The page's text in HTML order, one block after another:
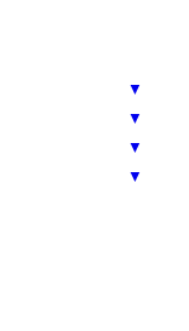
▼
▼
▼
▼